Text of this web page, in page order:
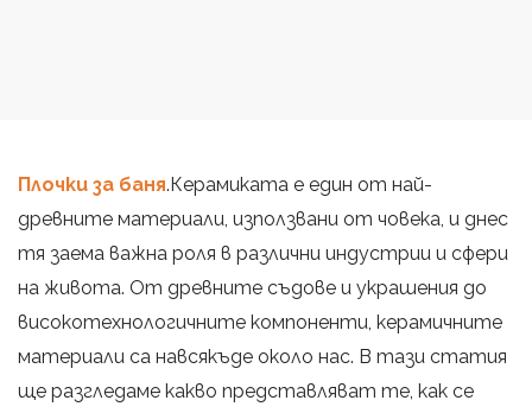
Плочки за баня.Керамиката е един от най-
древните материали, използвани от човека, и днес
тя заема важна роля в различни индустрии и сфери
на живота. От древните съдове и украшения до
високотехнологичните компоненти, керамичните
материали са навсякъде около нас. В тази статия
ще разгледаме какво представляват те, как се